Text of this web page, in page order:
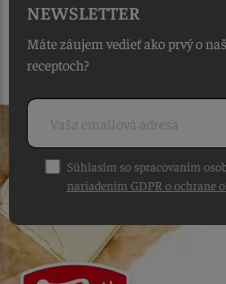
NEWSLETTER
Máte záujem vedieť ako prvý o
receptoch?
Súhlasím so spracovaním
nariadením GDPR o ochrane